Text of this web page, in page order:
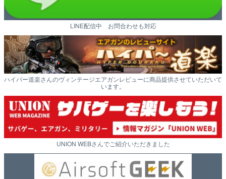
LINE配信中 お問合わせも対応
ハイパー道楽さんのヴィンテージエアガンレビューに商品提供させていただいて
います。
UNION WEBさんでご紹介いただきました